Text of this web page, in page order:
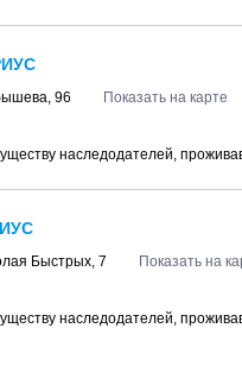
96
Показать на карте
наследодателей,
Быстрых, 7
Показать на
наследодателей,